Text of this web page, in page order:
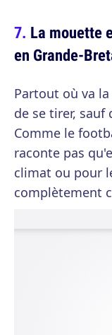
La mouette
en Grande-
Partout où va
de se tirer,
Comme le
raconte pas
climat ou pour
complètement